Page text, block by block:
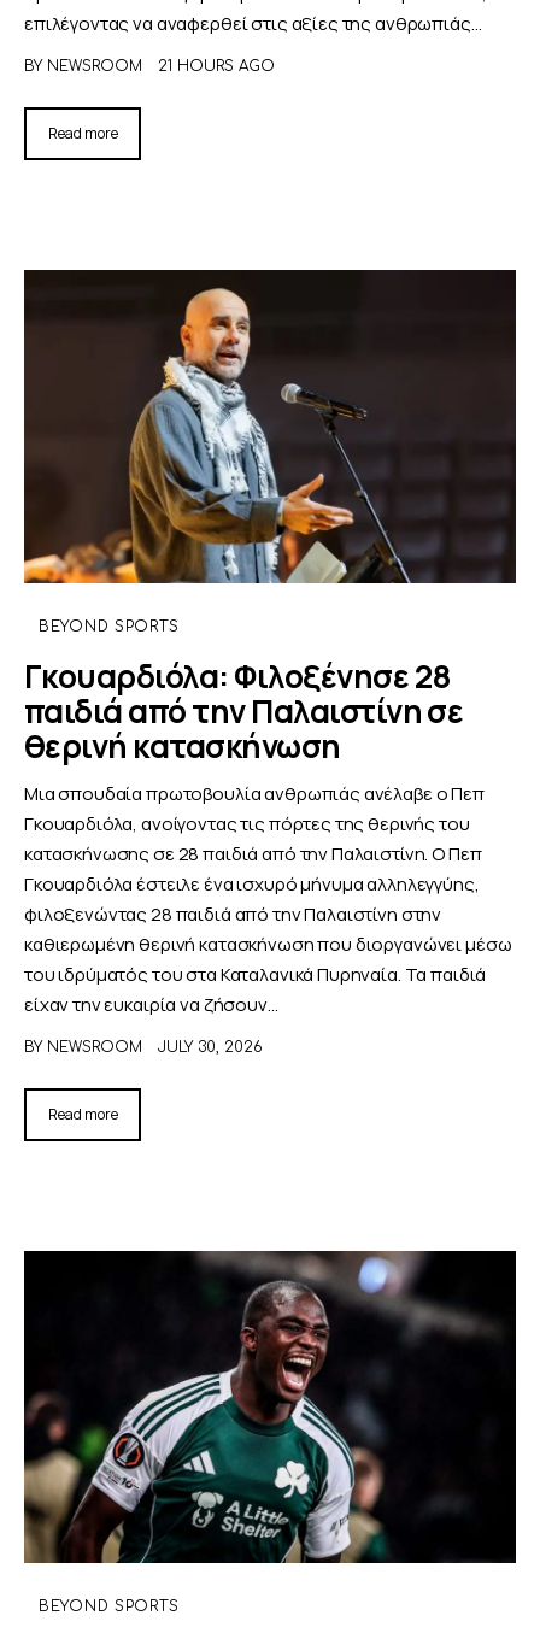
επιλέγοντας να αναφερθεί στις αξίες της ανθρωπιάς…
BY NEWSROOM 21 HOURS AGO
Read more
BEYOND SPORTS
Γκουαρδιόλα: Φιλοξένησε 28
παιδιά από την Παλαιστίνη σε
θερινή κατασκήνωση
Μια σπουδαία πρωτοβουλία ανθρωπιάς ανέλαβε ο Πεπ
Γκουαρδιόλα, ανοίγοντας τις πόρτες της θερινής του
κατασκήνωσης σε 28 παιδιά από την Παλαιστίνη. Ο Πεπ
Γκουαρδιόλα έστειλε ένα ισχυρό μήνυμα αλληλεγγύης,
φιλοξενώντας 28 παιδιά από την Παλαιστίνη στην
καθιερωμένη θερινή κατασκήνωση που διοργανώνει μέσω
του ιδρύματός του στα Καταλανικά Πυρηναία. Τα παιδιά
είχαν την ευκαιρία να ζήσουν…
BY NEWSROOM JULY 30, 2026
Read more
BEYOND SPORTS